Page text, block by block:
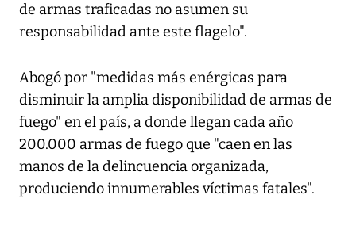
de armas traficadas no asumen su
responsabilidad ante este flagelo".
Abogó por "medidas más enérgicas para
disminuir la amplia disponibilidad de armas de
fuego" en el país, a donde llegan cada año
200.000 armas de fuego que "caen en las
manos de la delincuencia organizada,
produciendo innumerables víctimas fatales".